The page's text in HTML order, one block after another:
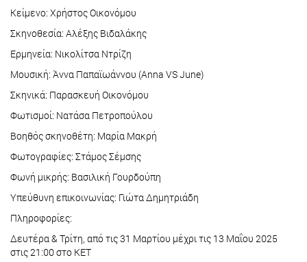
Κείμενο: Χρήστος Οικονόμου
Σκηνοθεσία: Αλέξης Βιδαλάκης
Ερμηνεία: Νικολίτσα Ντρίζη
Μουσική: Άννα Παπαϊωάννου (Anna VS June)
Σκηνικά: Παρασκευή Οικονόμου
Φωτισμοί: Νατάσα Πετροπούλου
Βοηθός σκηνοθέτη: Μαρία Μακρή
Φωτογραφίες: Στάμος Σέμσης
Φωνή μικρής: Βασιλική Γουρδούπη
Υπεύθυνη επικοινωνίας: Γιώτα Δημητριάδη
Πληροφορίες:
Δευτέρα & Τρίτη, από τις 31 Μαρτίου μέχρι τις 13 Μαΐου 2025
στις 21:00 στο ΚΕΤ